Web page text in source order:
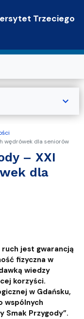
Trzeciego
wędrówek dla seniorów
– XXI
dla
jest gwarancją
fizyczna w
wiedzy
korzyści.
w Gdańsku,
wspólnych
Smak Przygody”.
expand_more